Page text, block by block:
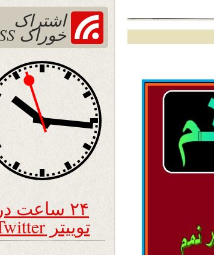
اشتراک
خوراک RSS
۲۴ ساعت در
توییتر Twitter